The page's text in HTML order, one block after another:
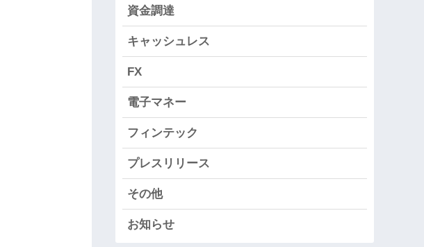
資金調達
キャッシュレス
FX
電子マネー
フィンテック
プレスリリース
その他
お知らせ